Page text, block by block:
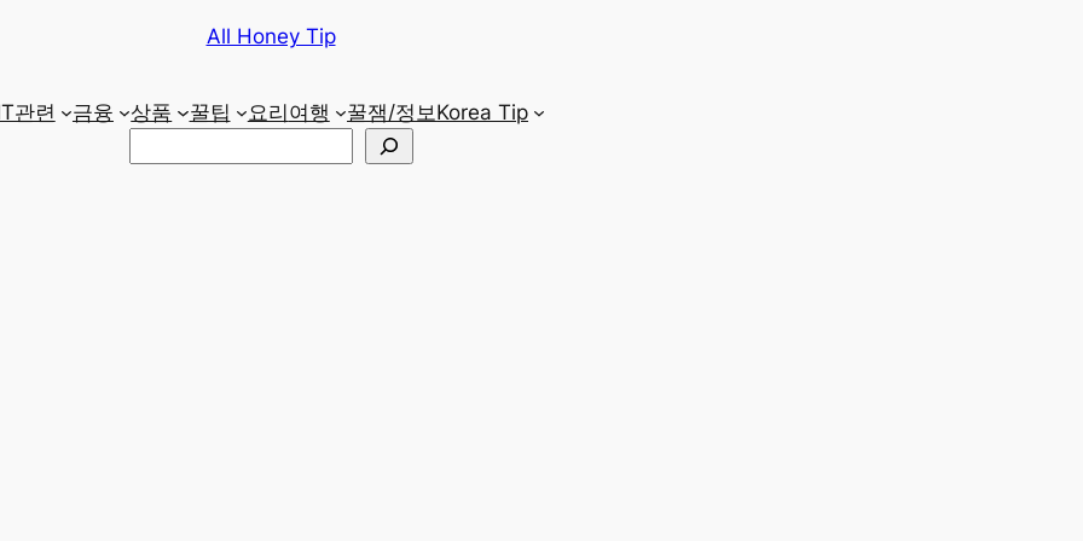
All Honey Tip
관련 금융 상품 꿀팁 요리여행 꿀잼/정보 Korea Tip